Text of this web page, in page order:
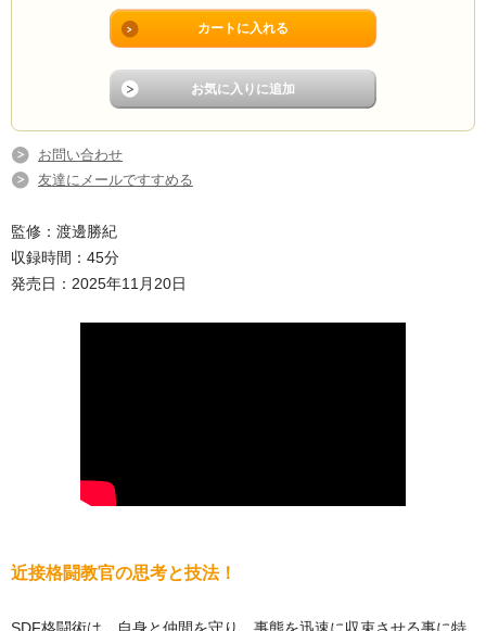
お問い合わせ
友達にメールですすめる
監修：渡邊勝紀
収録時間：45分
発売日：2025年11月20日
近接格闘教官の思考と技法！